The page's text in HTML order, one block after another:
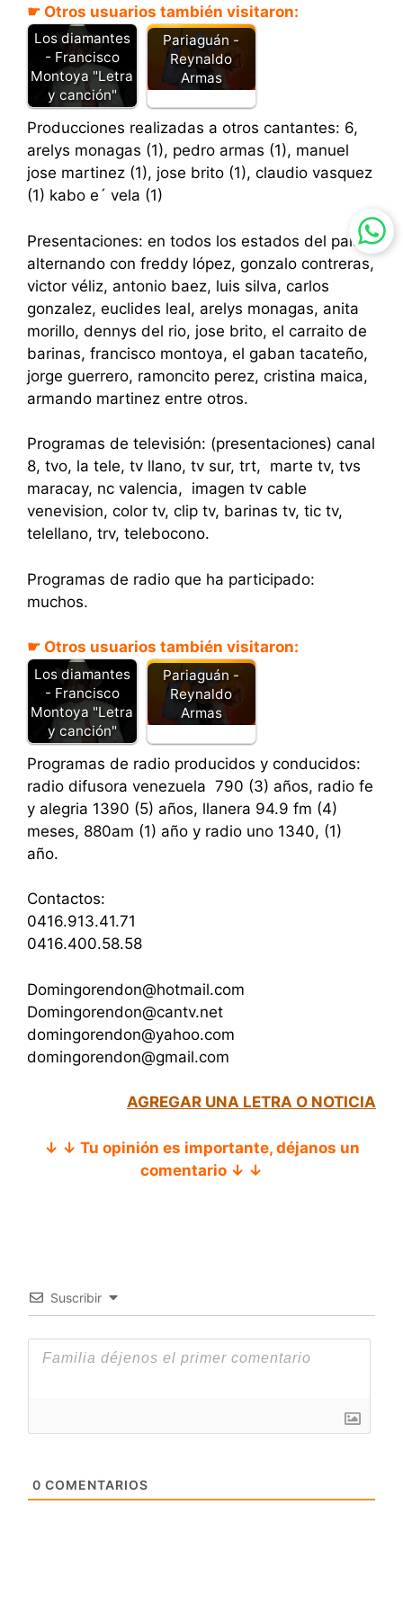
☛ Otros usuarios también visitaron:
Los diamantes
- Francisco
Montoya "Letra
y canción"
Pariaguán -
Reynaldo
Armas
Producciones realizadas a otros cantantes: 6,
arelys monagas (1), pedro armas (1), manuel
jose martinez (1), jose brito (1), claudio vasquez
(1) kabo e´ vela (1)
Presentaciones: en todos los estados del pais,
alternando con freddy lópez, gonzalo contreras,
victor véliz, antonio baez, luis silva, carlos
gonzalez, euclides leal, arelys monagas, anita
morillo, dennys del rio, jose brito, el carraito de
barinas, francisco montoya, el gaban tacateño,
jorge guerrero, ramoncito perez, cristina maica,
armando martinez entre otros.
Programas de televisión: (presentaciones) canal
8, tvo, la tele, tv llano, tv sur, trt, marte tv, tvs
maracay, nc valencia, imagen tv cable
venevision, color tv, clip tv, barinas tv, tic tv,
telellano, trv, telebocono.
Programas de radio que ha participado:
muchos.
☛ Otros usuarios también visitaron:
Los diamantes
- Francisco
Montoya "Letra
y canción"
Pariaguán -
Reynaldo
Armas
Programas de radio producidos y conducidos:
radio difusora venezuela 790 (3) años, radio fe
y alegria 1390 (5) años, llanera 94.9 fm (4)
meses, 880am (1) año y radio uno 1340, (1)
año.
Contactos:
0416.913.41.71
0416.400.58.58
Domingorendon@hotmail.com
Domingorendon@cantv.net
domingorendon@yahoo.com
domingorendon@gmail.com
AGREGAR UNA LETRA O NOTICIA
↓ ↓ Tu opinión es importante, déjanos un
comentario ↓ ↓
Suscribir
0 COMENTARIOS